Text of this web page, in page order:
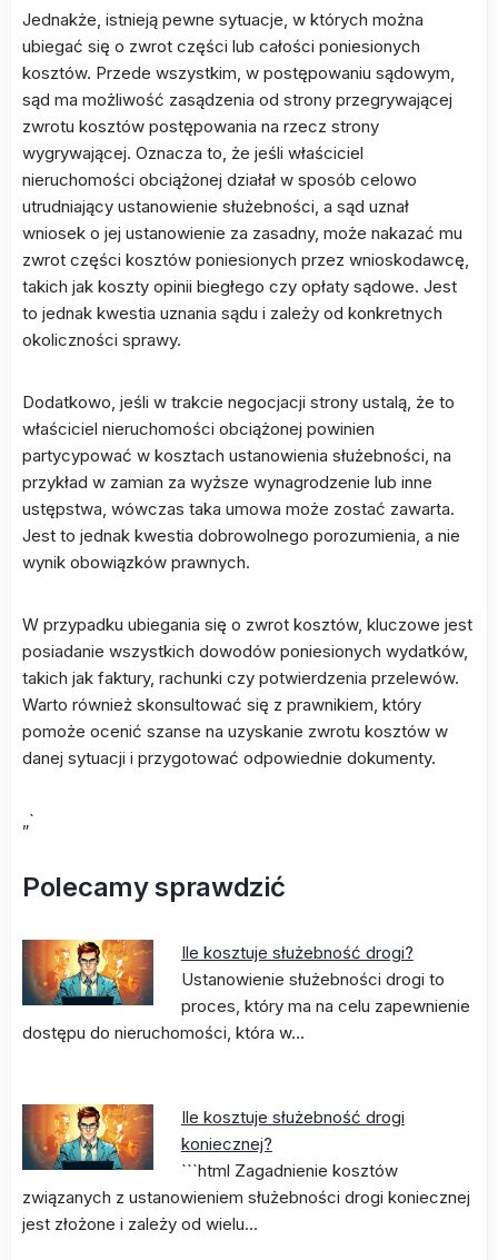
Jednakże, istnieją pewne sytuacje, w których można
ubiegać się o zwrot części lub całości poniesionych
kosztów. Przede wszystkim, w postępowaniu sądowym,
sąd ma możliwość zasądzenia od strony przegrywającej
zwrotu kosztów postępowania na rzecz strony
wygrywającej. Oznacza to, że jeśli właściciel
nieruchomości obciążonej działał w sposób celowo
utrudniający ustanowienie służebności, a sąd uznał
wniosek o jej ustanowienie za zasadny, może nakazać mu
zwrot części kosztów poniesionych przez wnioskodawcę,
takich jak koszty opinii biegłego czy opłaty sądowe. Jest
to jednak kwestia uznania sądu i zależy od konkretnych
okoliczności sprawy.
Dodatkowo, jeśli w trakcie negocjacji strony ustalą, że to
właściciel nieruchomości obciążonej powinien
partycypować w kosztach ustanowienia służebności, na
przykład w zamian za wyższe wynagrodzenie lub inne
ustępstwa, wówczas taka umowa może zostać zawarta.
Jest to jednak kwestia dobrowolnego porozumienia, a nie
wynik obowiązków prawnych.
W przypadku ubiegania się o zwrot kosztów, kluczowe jest
posiadanie wszystkich dowodów poniesionych wydatków,
takich jak faktury, rachunki czy potwierdzenia przelewów.
Warto również skonsultować się z prawnikiem, który
pomoże ocenić szanse na uzyskanie zwrotu kosztów w
danej sytuacji i przygotować odpowiednie dokumenty.
„`
Polecamy sprawdzić
Ile kosztuje służebność drogi?
Ustanowienie służebności drogi to
proces, który ma na celu zapewnienie
dostępu do nieruchomości, która w…
Ile kosztuje służebność drogi
koniecznej?
```html Zagadnienie kosztów
związanych z ustanowieniem służebności drogi koniecznej
jest złożone i zależy od wielu…